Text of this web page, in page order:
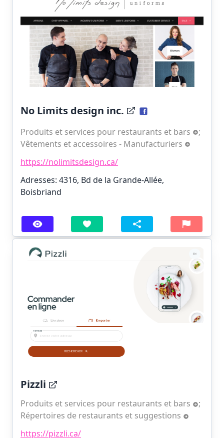
No Limits design inc.
Produits et services pour restaurants et bars
;
Vêtements et accessoires - Manufacturiers
https://nolimitsdesign.ca/
Adresses: 4316, Bd de la Grande-Allée,
Boisbriand
Pizzli
Produits et services pour restaurants et bars
;
Répertoires de restaurants et suggestions
https://pizzli.ca/